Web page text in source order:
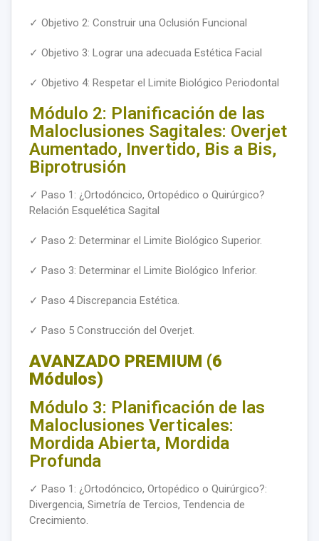
✓ Objetivo 2: Construir una Oclusión Funcional
✓ Objetivo 3: Lograr una adecuada Estética Facial
✓ Objetivo 4: Respetar el Limite Biológico Periodontal
Módulo 2: Planificación de las
Maloclusiones Sagitales: Overjet
Aumentado, Invertido, Bis a Bis,
Biprotrusión
✓ Paso 1: ¿Ortodóncico, Ortopédico o Quirúrgico?
Relación Esquelética Sagital
✓ Paso 2: Determinar el Limite Biológico Superior.
✓ Paso 3: Determinar el Limite Biológico Inferior.
✓ Paso 4 Discrepancia Estética.
✓ Paso 5 Construcción del Overjet.
AVANZADO PREMIUM (6
Módulos)
Módulo 3: Planificación de las
Maloclusiones Verticales:
Mordida Abierta, Mordida
Profunda
✓ Paso 1: ¿Ortodóncico, Ortopédico o Quirúrgico?:
Divergencia, Simetría de Tercios, Tendencia de
Crecimiento.